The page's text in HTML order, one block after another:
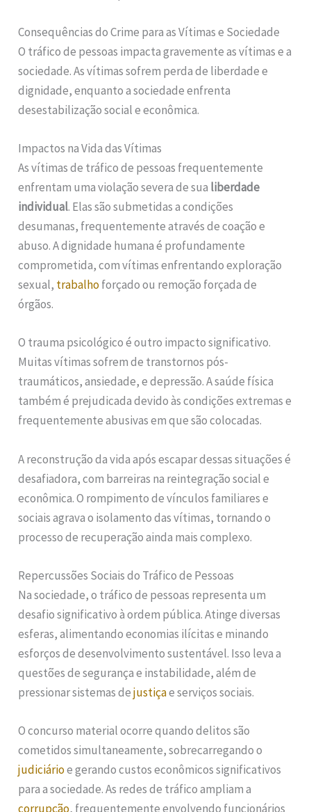
Consequências do Crime para as Vítimas e Sociedade
O tráfico de pessoas impacta gravemente as vítimas e a
sociedade. As vítimas sofrem perda de liberdade e
dignidade, enquanto a sociedade enfrenta
desestabilização social e econômica.
Impactos na Vida das Vítimas
As vítimas de tráfico de pessoas frequentemente
enfrentam uma violação severa de sua liberdade
individual. Elas são submetidas a condições
desumanas, frequentemente através de coação e
abuso. A dignidade humana é profundamente
comprometida, com vítimas enfrentando exploração
sexual, trabalhoforçado ou remoção forçada de
órgãos.
O trauma psicológico é outro impacto significativo.
Muitas vítimas sofrem de transtornos pós-
traumáticos, ansiedade, e depressão. A saúde física
também é prejudicada devido às condições extremas e
frequentemente abusivas em que são colocadas.
A reconstrução da vida após escapar dessas situações é
desafiadora, com barreiras na reintegração social e
econômica. O rompimento de vínculos familiares e
sociais agrava o isolamento das vítimas, tornando o
processo de recuperação ainda mais complexo.
Repercussões Sociais do Tráfico de Pessoas
Na sociedade, o tráfico de pessoas representa um
desafio significativo à ordem pública. Atinge diversas
esferas, alimentando economias ilícitas e minando
esforços de desenvolvimento sustentável. Isso leva a
questões de segurança e instabilidade, além de
pressionar sistemas dejustiçae serviços sociais.
O concurso material ocorre quando delitos são
cometidos simultaneamente, sobrecarregando o
judiciárioe gerando custos econômicos significativos
para a sociedade. As redes de tráfico ampliam a
corrupção, frequentemente envolvendo funcionários